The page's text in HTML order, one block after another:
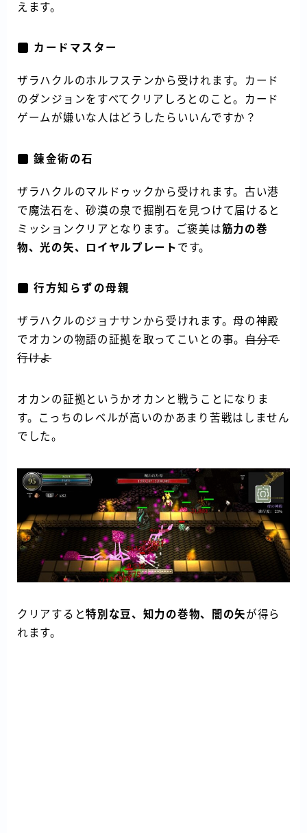
えます。
カードマスター
ザラハクルのホルフステンから受けれます。カード
のダンジョンをすべてクリアしろとのこと。カード
ゲームが嫌いな人はどうしたらいいんですか？
錬金術の石
ザラハクルのマルドゥックから受けれます。古い港
で魔法石を、砂漠の泉で掘削石を見つけて届けると
ミッションクリアとなります。ご褒美は筋力の巻
物、光の矢、ロイヤルプレート です。
行方知らずの母親
ザラハクルのジョナサンから受けれます。母の神殿
でオカンの物語の証拠を取ってこいとの事。 自分で
行けよ
オカンの証拠というかオカンと戦うことになりま
す。こっちのレベルが高いのかあまり苦戦はしません
でした。
クリアすると特別な豆、知力の巻物、闇の矢が得ら
れます。